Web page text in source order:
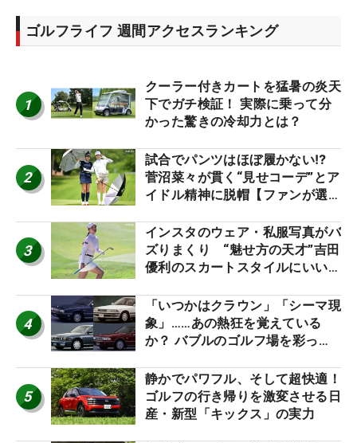
ゴルフライフ 週間アクセスランキング
1
クーラー付きカートを猛暑の炎天
下でガチ検証！ 実際に乗って分
かった驚きの冷却力とは？
2
試合でパンツはほぼ履かない⁉
菅沼菜々が貫く“見せコーデ”とア
イドル精神に脱帽【ファンが選ぶ
3
インスタのウェア・私服写真がバ
ズりまくり “魅せ方の天才”吉田
優利のスカートスタイルにいい
4
「いつかはクラウン」「シーマ現
象」……あの熱狂を覚えている
か？ バブルのゴルフ場を彩った
5
静かでパワフル、そして超快適！
ゴルフの行き帰りを激変させる日
産・新型「キックス」の実力